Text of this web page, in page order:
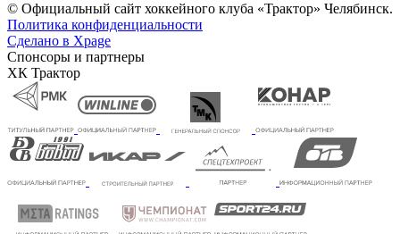
© Официальный сайт хоккейного клуба «Трактор» Челябинск.
Политика конфиденциальности
Сделано в Xpage
Спонсоры и партнеры
ХК Трактор